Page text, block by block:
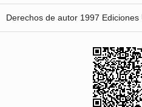
Derechos de autor 1997